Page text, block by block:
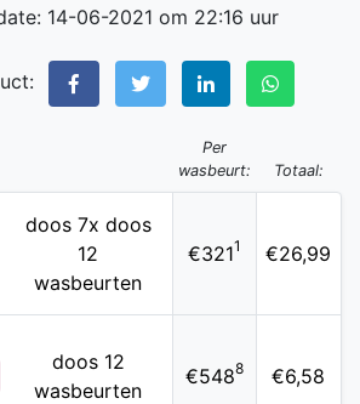
14-06-2021 om 22:16 uur
Per
wasbeurt:
Totaal:
doos 7x doos
12
wasbeurten
€3211 €26,99
doos 12
wasbeurten
€5488 €6,58